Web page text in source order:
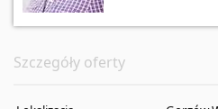
Szczegóły oferty